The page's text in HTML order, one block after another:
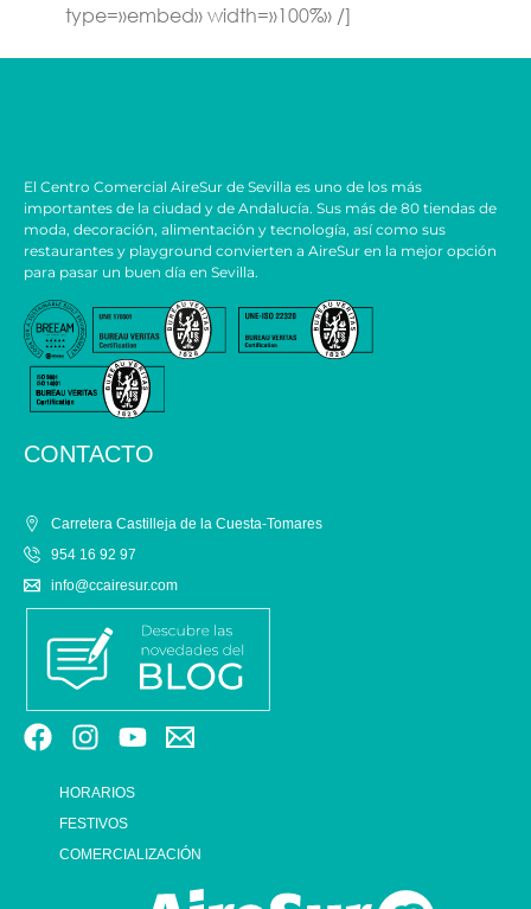
type=»embed» width=»100%» /]
El Centro Comercial AireSur de Sevilla es uno de los más
importantes de la ciudad y de Andalucía. Sus más de 80 tiendas de
moda, decoración, alimentación y tecnología, así como sus
restaurantes y playground convierten a AireSur en la mejor opción
para pasar un buen día en Sevilla.
CONTACTO
Carretera Castilleja de la Cuesta-Tomares
954 16 92 97
info@ccairesur.com
HORARIOS
FESTIVOS
COMERCIALIZACIÓN